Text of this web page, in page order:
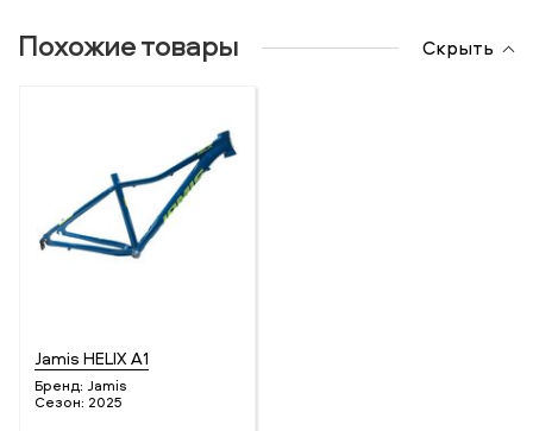
Похожие товары Скрыть
Jamis HELIX A1
Бренд: Jamis
Сезон: 2025